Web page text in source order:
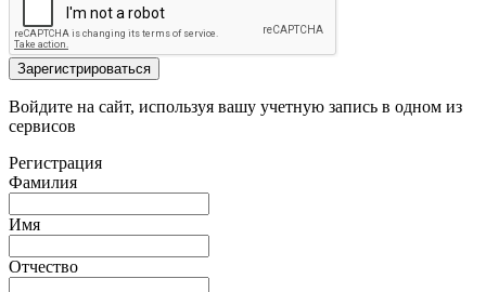
Зарегистрироваться
Войдите на сайт, используя вашу учетную запись в одном из
сервисов
Регистрация
Фамилия
Имя
Отчество